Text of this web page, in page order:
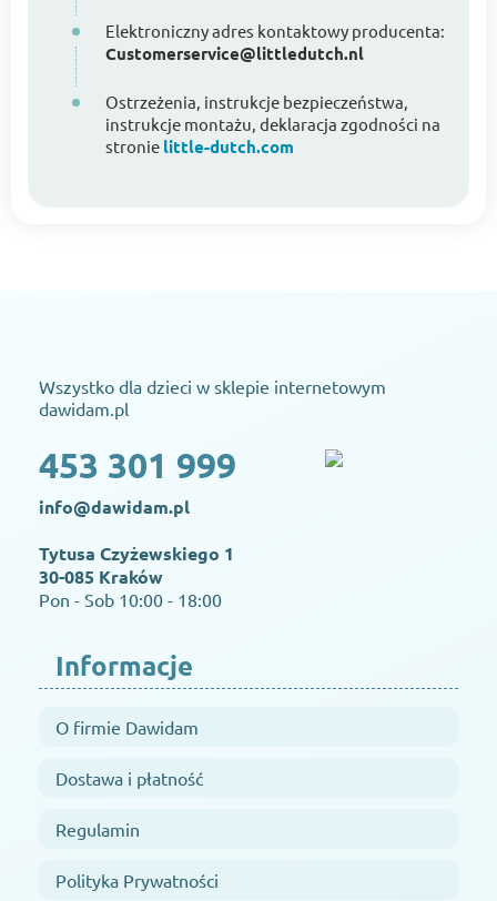
Elektroniczny adres kontaktowy producenta:
Customerservice@littledutch.nl
Ostrzeżenia, instrukcje bezpieczeństwa,
instrukcje montażu, deklaracja zgodności na
stronie little-dutch.com
Wszystko dla dzieci w sklepie internetowym
dawidam.pl
453 301 999
info@dawidam.pl
Tytusa Czyżewskiego 1
30-085 Kraków
Pon - Sob 10:00 - 18:00
Informacje
O firmie Dawidam
Dostawa i płatność
Regulamin
Polityka Prywatności